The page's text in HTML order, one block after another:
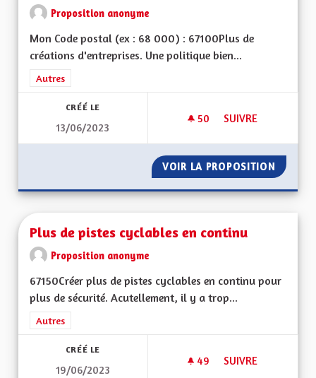
Proposition anonyme
Mon Code postal (ex : 68 000) : 67100Plus de
créations d'entreprises. Une politique bien...
Filtrer les résultats de la catégorie : Autres
Autres
CRÉÉ LE
13/06/2023
50 50 ABONNÉS
SUIVRE
VOIR LA PROPOSITION POUR
Plus de pistes cyclables en continu
Proposition anonyme
67150Créer plus de pistes cyclables en continu pour
plus de sécurité. Acutellement, il y a trop...
Filtrer les résultats de la catégorie : Autres
Autres
CRÉÉ LE
19/06/2023
49 49 ABONNÉS
SUIVRE